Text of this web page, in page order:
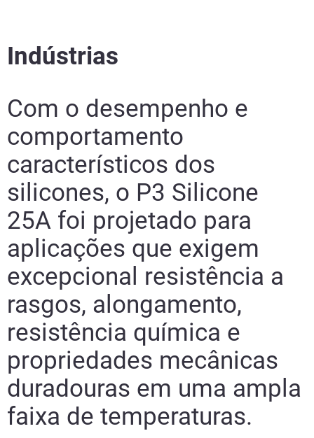
Indústrias
Com o desempenho e
comportamento
característicos dos
silicones, o P3 Silicone
25A foi projetado para
aplicações que exigem
excepcional resistência a
rasgos, alongamento,
resistência química e
propriedades mecânicas
duradouras em uma ampla
faixa de temperaturas.